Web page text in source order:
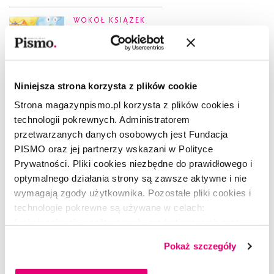
Niniejsza strona korzysta z plików cookie
Strona magazynpismo.pl korzysta z plików cookies i
technologii pokrewnych. Administratorem
przetwarzanych danych osobowych jest Fundacja
PISMO oraz jej partnerzy wskazani w Polityce
Prywatności. Pliki cookies niezbędne do prawidłowego i
optymalnego działania strony są zawsze aktywne i nie
wymagają zgody użytkownika. Pozostałe pliki cookies i
technologie pokrewne są używane w celach:
dobrowolną zgodę na pliki cookies i technologie
pokrewne, zgadzasz się na przechowywanie informacji
Pokaż szczegóły
WOKÓŁ KSIĄŻEK
Książki, które dają dzieciom siłę
AGNIESZKA SOWIŃSKA
Zastanawiam się często czy
tam, gdzie jesteś
ANA BLANDIANA
3.06.2026
OPOWIADANIE
Lewe oko Luizy
LENA SZUSTER
3.06.2026